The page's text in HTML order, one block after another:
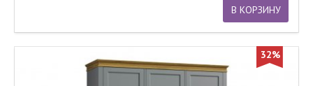
В КОРЗИНУ
32%